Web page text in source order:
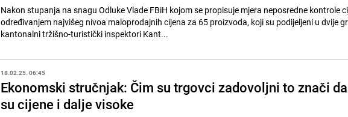
Nakon stupanja na snagu Odluke Vlade FBiH kojom se propisuje mjera neposredne kontrole
određivanjem najvišeg nivoa maloprodajnih cijena za 65 proizvoda, koji su podijeljeni u dvije
kantonalni tržišno-turistički inspektori Kant...
18.02.25. 06:45
Ekonomski stručnjak: Čim su trgovci zadovoljni to znači da
su cijene i dalje visoke